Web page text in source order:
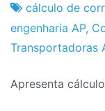
Projeto
Setembro
de
2024
cálculo de
engenharia AP,
Transportadoras
Apresenta